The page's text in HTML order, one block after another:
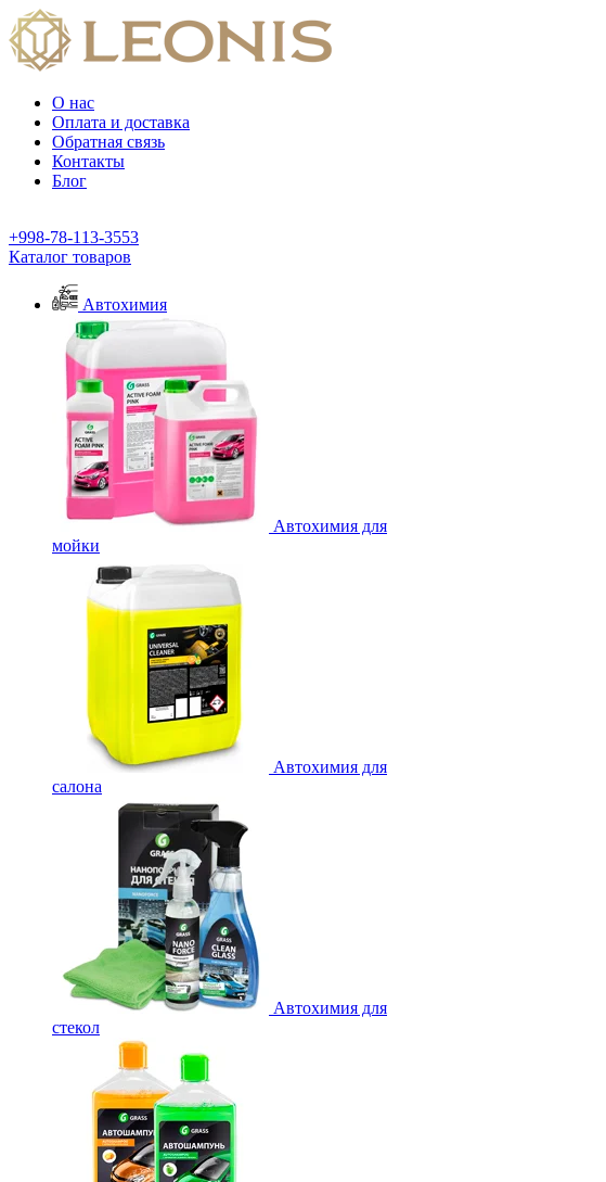
О нас
Оплата и доставка
Обратная связь
Контакты
Блог
+998-78-113-3553
Каталог товаров
Автохимия
Автохимия для
мойки
Автохимия для
салона
Автохимия для
стекол